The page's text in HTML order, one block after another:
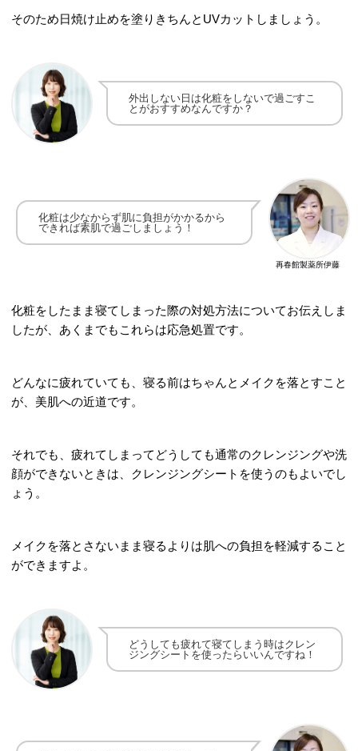
そのため日焼け止めを塗りきちんとUVカットしましょう。
外出しない日は化粧をしないで過ごすこ
とがおすすめなんですか？
再春館製薬所伊藤
化粧は少なからず肌に負担がかかるから
できれば素肌で過ごしましょう！
化粧をしたまま寝てしまった際の対処方法についてお伝えしま
したが、あくまでもこれらは応急処置です。
どんなに疲れていても、寝る前はちゃんとメイクを落とすこと
が、美肌への近道です。
それでも、疲れてしまってどうしても通常のクレンジングや洗
顔ができないときは、クレンジングシートを使うのもよいでし
ょう。
メイクを落とさないまま寝るよりは肌への負担を軽減すること
ができますよ。
どうしても疲れて寝てしまう時はクレン
ジングシートを使ったらいいんですね！